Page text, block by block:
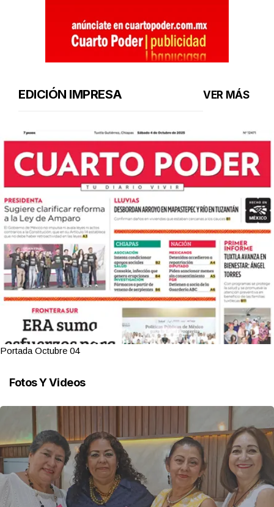
EDICIÓN IMPRESA VER MÁS
Portada Octubre 04
Fotos Y Videos